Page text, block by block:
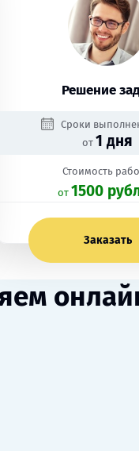
Решение
Сроки
от 1 дня
Стоимость
oт 1500
Заказать